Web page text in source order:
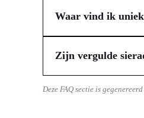
haarlak. Draag je
worden standaard
Waar vind ik
Unieke handgemaakte
verguld messing,
iets unieks dat bij jou
Zijn vergulde
Veel vergulde
daarom belangrijk voor
Deze FAQ sectie is